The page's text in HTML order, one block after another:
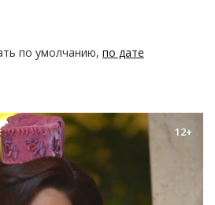
по умолчанию, по дате
12+